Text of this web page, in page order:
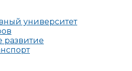
университет
развитие